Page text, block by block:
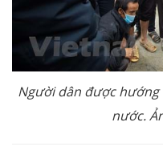
Người dân được
nước.